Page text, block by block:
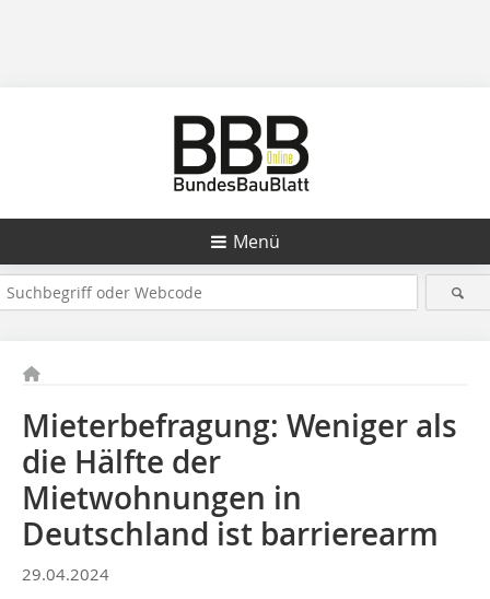
Menü
Mieterbefragung: Weniger als
die Hälfte der
Mietwohnungen in
Deutschland ist barrierearm
29.04.2024